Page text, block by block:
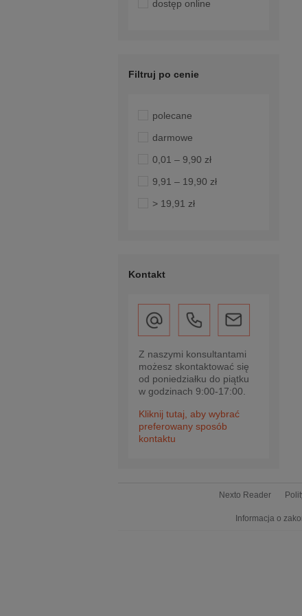
dostęp online
Filtruj po cenie
polecane
darmowe
0,01 – 9,90 zł
9,91 – 19,90 zł
> 19,91 zł
Kontakt
Z naszymi konsultantami
możesz skontaktować się
od poniedziałku do piątku
w godzinach 9:00-17:00.
Kliknij tutaj, aby wybrać
preferowany sposób
kontaktu
Nexto Reader
Informacja o